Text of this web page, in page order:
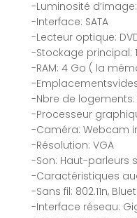
-Luminosité
-Interface: SATA
-Lecteur optique:
-Stockage principal:
-RAM: 4 Go ( la
-
-Nbre de logements:
-Processeur
-Caméra: Webcam
-Résolution: VGA
-Son: Haut-parleurs
-Caractéristiques
-Sans fil: 802.11n,
-Interface réseau: